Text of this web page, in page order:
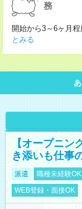
務
開始から3～6ヶ月
とみる
【オープニン
き添いも仕事
派遣 職種未経験OK
WEB登録・面接OK